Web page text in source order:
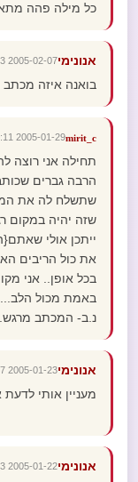
כל מילה פהה
אנונימי2005-02-07 19:04:13
בואנה איזה
mirit_c
2005-01-29 16:00:11
תחילה אני רוצה
הרבה גברים
שתשלח לה את
שזה יהיה במקום
ייתכן אולי
את כול הריבים
בכל אופן.. אני
באמת מכול הלב...
נ.ב- המכתב
אנונימי2005-01-23 10:19:57
מעניין אותי
אנונימי2005-01-22 13:34:53